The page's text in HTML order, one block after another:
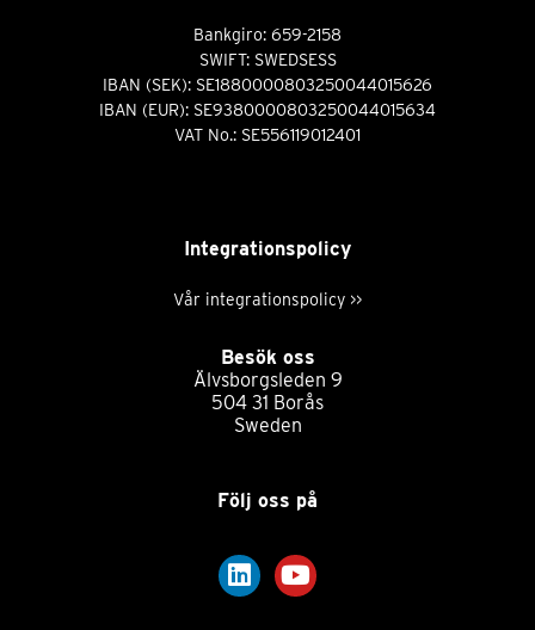
Bankgiro: 659-2158
SWIFT: SWEDSESS
IBAN (SEK): SE1880000803250044015626
IBAN (EUR): SE9380000803250044015634
VAT No.: SE556119012401
Integrationspolicy
Vår integrationspolicy >>
Besök oss
Älvsborgsleden 9
504 31 Borås
Sweden
Följ oss på